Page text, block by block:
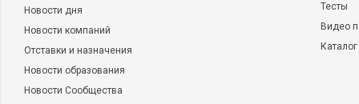
Новости дня
Новости компаний
Отставки и назначения
Новости образования
Новости Сообщества
Тесты
Видео